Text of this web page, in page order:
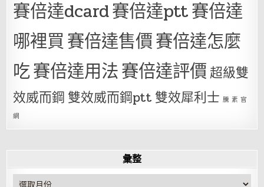
賽倍達dcard賽倍達ptt賽倍達
哪裡買賽倍達售價賽倍達怎麼
吃賽倍達用法賽倍達評價超級雙
效威而鋼 雙效威而鋼ptt 雙效犀利士 騰 素 官
網
彙整
彙